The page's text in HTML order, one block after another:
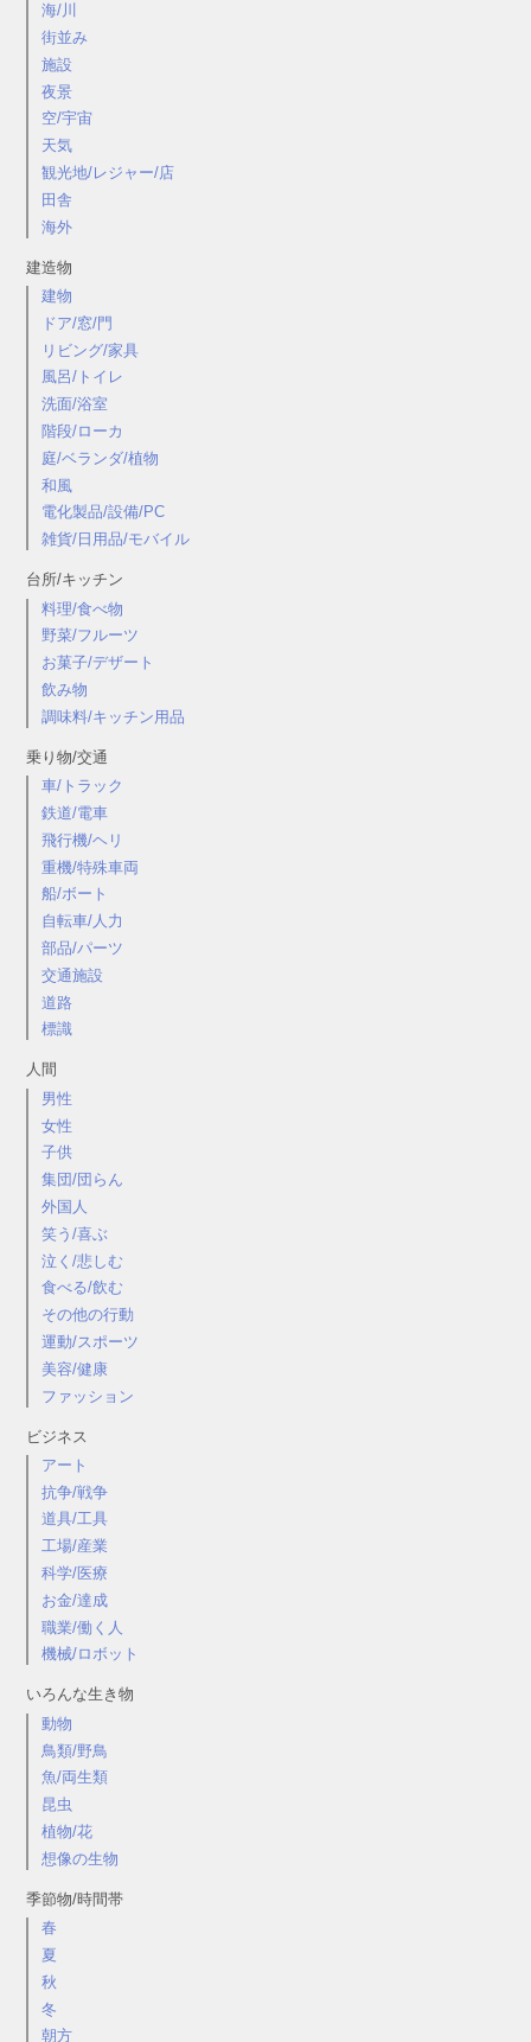
海/川
街並み
施設
夜景
空/宇宙
天気
観光地/レジャー/店
田舎
海外
建造物
建物
ドア/窓/門
リビング/家具
風呂/トイレ
洗面/浴室
階段/ローカ
庭/ベランダ/植物
和風
電化製品/設備/PC
雑貨/日用品/モバイル
台所/キッチン
料理/食べ物
野菜/フルーツ
お菓子/デザート
飲み物
調味料/キッチン用品
乗り物/交通
車/トラック
鉄道/電車
飛行機/ヘリ
重機/特殊車両
船/ボート
自転車/人力
部品/パーツ
交通施設
道路
標識
人間
男性
女性
子供
集団/団らん
外国人
笑う/喜ぶ
泣く/悲しむ
食べる/飲む
その他の行動
運動/スポーツ
美容/健康
ファッション
ビジネス
アート
抗争/戦争
道具/工具
工場/産業
科学/医療
お金/達成
職業/働く人
機械/ロボット
いろんな生き物
動物
鳥類/野鳥
魚/両生類
昆虫
植物/花
想像の生物
季節物/時間帯
春
夏
秋
冬
朝方